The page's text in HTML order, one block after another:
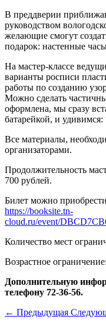
В преддверии
руководством
желающие смогут
подарок: настенные
На мастер-классе
варианты росписи
работы по созданию
Можно сделать
оформлена, мы сразу
батарейкой, и
Все материалы,
организаторами.
Продолжительность
700 рублей.
Билет можно
https://booksite.tn-
cloud.ru/event/
Количество мест
Возрастное
Дополнительную
телефону 72-36-56.
← Предыдущая